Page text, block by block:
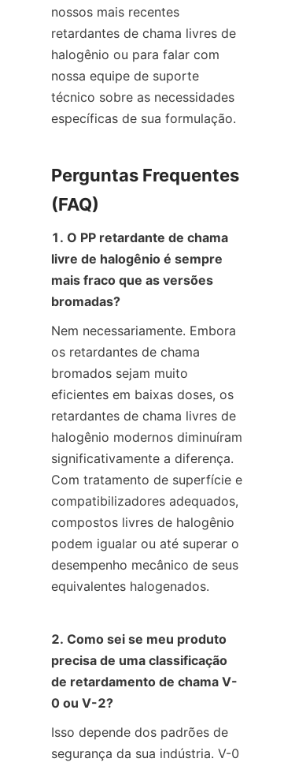
nossos mais recentes
retardantes de chama livres de
halogênio ou para falar com
nossa equipe de suporte
técnico sobre as necessidades
específicas de sua formulação.
Perguntas Frequentes
(FAQ)
1. O PP retardante de chama
livre de halogênio é sempre
mais fraco que as versões
bromadas?
Nem necessariamente. Embora
os retardantes de chama
bromados sejam muito
eficientes em baixas doses, os
retardantes de chama livres de
halogênio modernos diminuíram
significativamente a diferença.
Com tratamento de superfície e
compatibilizadores adequados,
compostos livres de halogênio
podem igualar ou até superar o
desempenho mecânico de seus
equivalentes halogenados.
2. Como sei se meu produto
precisa de uma classificação
de retardamento de chama V-
0 ou V-2?
Isso depende dos padrões de
segurança da sua indústria. V-0